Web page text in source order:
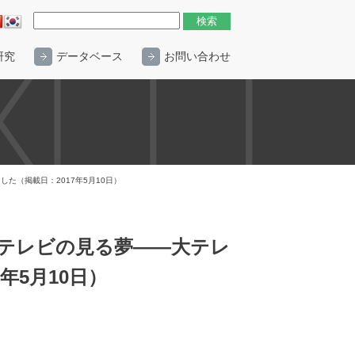
究 データベース お問い合わせ
た（掲載日：2017年5月10日）
テレビの見る夢――大テレ
5月10日）